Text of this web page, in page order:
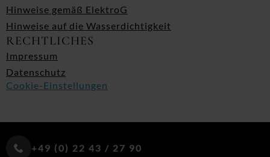
Hinweise gemäß ElektroG
Hinweise auf die Wasserdichtigkeit
RECHTLICHES
Impressum
Datenschutz
Cookie-Einstellungen
+49 (0) 22 43 / 27 90